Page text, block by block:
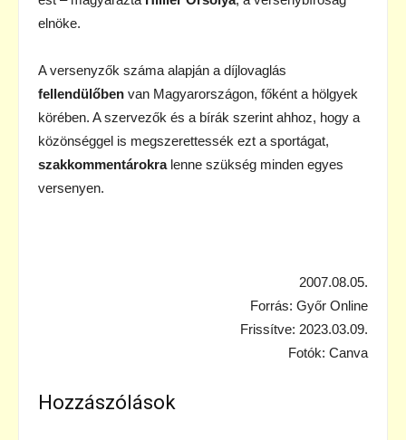
elnöke.
A versenyzők száma alapján a díjlovaglás
fellendülőben van Magyarországon, főként a hölgyek
körében. A szervezők és a bírák szerint ahhoz, hogy a
közönséggel is megszerettessék ezt a sportágat,
szakkommentárokralenne szükség minden egyes
versenyen.
2007.08.05.
Forrás: Győr Online
Frissítve: 2023.03.09.
Fotók: Canva
Hozzászólások